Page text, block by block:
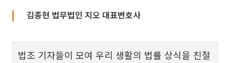
김종현 법무법인 지오 대표변호사
법조 기자들이 모여 우리 생활의 법률 상식을 친절